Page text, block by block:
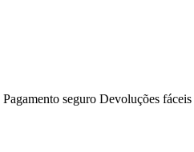
Pagamento seguro Devoluções fáceis